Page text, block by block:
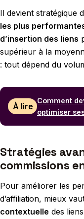
Il devient stratégique
les plus
d’insertion des liens
supérieur à la
: tout dépend du
À lire
Comment
optimiser
Stratégies
commissions
Pour améliorer les
d’affiliation, mieux
contextuelle des